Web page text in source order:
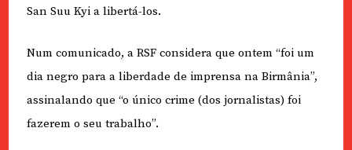
San Suu Kyi a libertá-los.
Num comunicado, a RSF considera que ontem “foi um
dia negro para a liberdade de imprensa na Birmânia”,
assinalando que “o único crime (dos jornalistas) foi
fazerem o seu trabalho”.